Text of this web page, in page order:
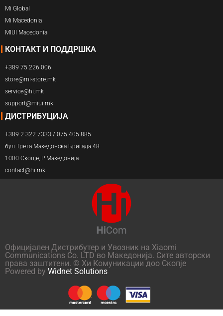
Mi Global
Mi Macedonia
MIUI Macedonia
КОНТАКТ И ПОДДРШКА
+389 75 226 006
store@mi-store.mk
service@hi.mk
support@miui.mk
ДИСТРИБУЦИЈА
+389 2 322 7333 / 075 405 885
бул.Трета Македонска Бригада 48
1000 Скопје, Р.Македонија
contact@hi.mk
Официјален Дистрибутер и Увозник на Xiaomi
Communications Co. LTD во Македонија. Сите авторски
права заштитени. © Хи Комуникации доо Скопје
Powered by Widnet Solutions